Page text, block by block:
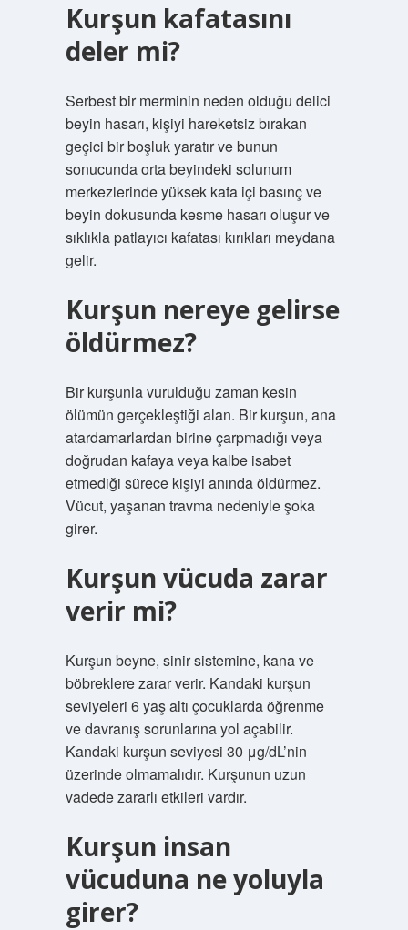
Kurşun kafatasını
deler mi?
Serbest bir merminin neden olduğu delici
beyin hasarı, kişiyi hareketsiz bırakan
geçici bir boşluk yaratır ve bunun
sonucunda orta beyindeki solunum
merkezlerinde yüksek kafa içi basınç ve
beyin dokusunda kesme hasarı oluşur ve
sıklıkla patlayıcı kafatası kırıkları meydana
gelir.
Kurşun nereye gelirse
öldürmez?
Bir kurşunla vurulduğu zaman kesin
ölümün gerçekleştiği alan. Bir kurşun, ana
atardamarlardan birine çarpmadığı veya
doğrudan kafaya veya kalbe isabet
etmediği sürece kişiyi anında öldürmez.
Vücut, yaşanan travma nedeniyle şoka
girer.
Kurşun vücuda zarar
verir mi?
Kurşun beyne, sinir sistemine, kana ve
böbreklere zarar verir. Kandaki kurşun
seviyeleri 6 yaş altı çocuklarda öğrenme
ve davranış sorunlarına yol açabilir.
Kandaki kurşun seviyesi 30 μg/dL’nin
üzerinde olmamalıdır. Kurşunun uzun
vadede zararlı etkileri vardır.
Kurşun insan
vücuduna ne yoluyla
girer?